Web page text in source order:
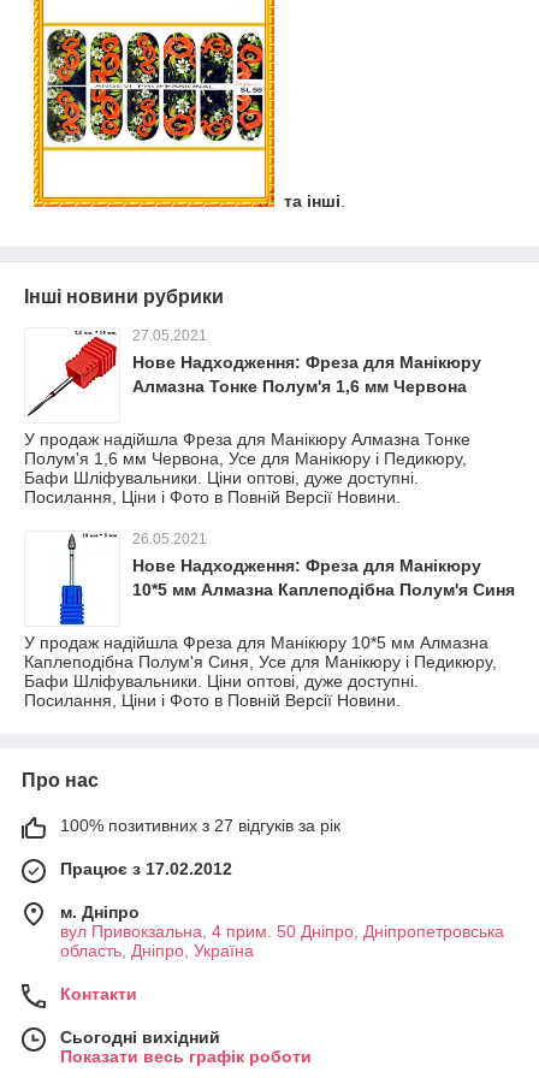
та інші
Інші новини рубрики
27.05.2021
Нове Надходження: Фреза для Манікюру
Алмазна Тонке Полум'я 1,6 мм Червона
У продаж надійшла Фреза для Манікюру Алмазна Тонке
Полум'я 1,6 мм Червона, Усе для Манікюру і Педикюру,
Бафи Шліфувальники. Ціни оптові, дуже доступні.
Посилання, Ціни і Фото в Повній Версії Новини.
26.05.2021
Нове Надходження: Фреза для Манікюру
10*5 мм Алмазна Каплеподібна Полум'я Синя
У продаж надійшла Фреза для Манікюру 10*5 мм Алмазна
Каплеподібна Полум'я Синя, Усе для Манікюру і Педикюру,
Бафи Шліфувальники. Ціни оптові, дуже доступні.
Посилання, Ціни і Фото в Повній Версії Новини.
Про нас
100% позитивних з 27 відгуків за рік
Працює з 17.02.2012
м. Дніпро
вул Привокзальна, 4 прим. 50 Дніпро, Дніпропетровська
область, Дніпро, Україна
Контакти
Сьогодні вихідний
Показати весь графік роботи